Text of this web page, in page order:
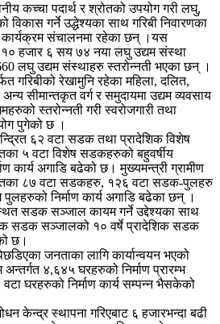
कच्चा पदार्थ र श्रोतको उपयोग गरी लघु,
विकास गर्ने उद्धेश्यका साथ गरिबी निवारणका
कार्यक्रम संचालनमा रहेका छन् ।यस
१० हजार ६ सय ७४ नया लघु उद्यम संस्था
लघु उद्यम संस्थाहरु स्तरोन्नती भएका छन् ।
गरिबीको रेखामुनि रहेका महिला, दलित,
सीमान्तकृत वर्ग र समुदायमा उद्यम व्यवसाय
स्तरोन्नती गरी स्वरोजगारी तथा
पुगेको छ ।
६२ वटा सडक तथा प्रादेशिक विशेष
५ वटा विशेष सडकहरुको बहुवर्षीय
कार्य अगाडि बढेको छ। मुख्यमन्त्री ग्रामीण
८७ वटा सडकहरु, १२६ वटा सडक-पुलहरु
निर्माण कार्य अगाडि बढेका छन् ।
सडक सञ्जाल कायम गर्ने उद्देश्यका साथ
सडक सञ्जालको १० वर्षे प्रादेशिक सडक
छ।
जनताका लागि कार्यान्वयन भएको
४,६४५ घरहरुको निर्माण प्रारम्भ
घरहरुको निर्माण कार्य सम्पन्न भैसकेको
केन्द्र स्थापना गरिएबाट ६ हजारभन्दा बढी